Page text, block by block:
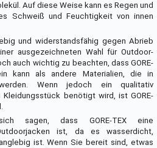
Auf diese Weise kann es Regen und
Schweiß und Feuchtigkeit von innen
und widerstandsfähig gegen Abrieb
ausgezeichneten Wahl für Outdoor-
auch wichtig zu beachten, dass GORE-
kann als andere Materialien, die in
Wenn jedoch ein qualitativ
benötigt wird, ist GORE-
sagen, dass GORE-TEX eine
ist, da es wasserdicht,
ist. Wenn Sie bereit sind, etwas